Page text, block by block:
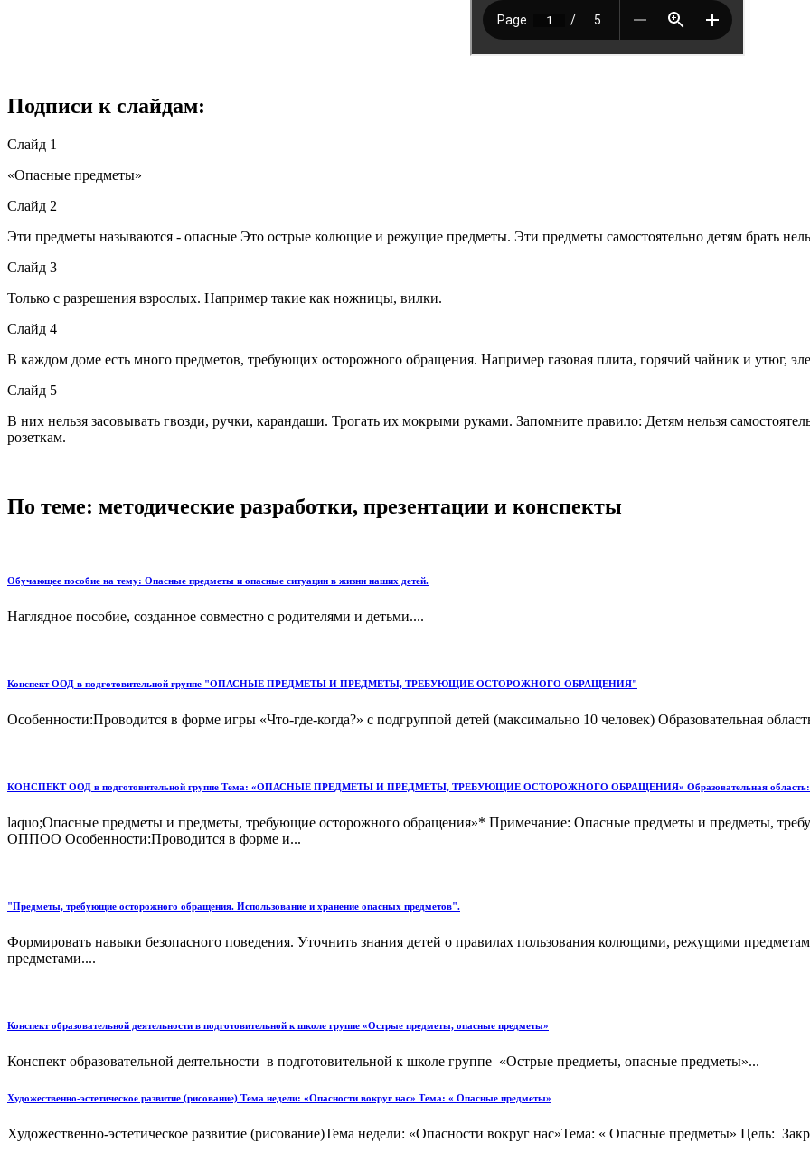
Подписи к слайдам:
Слайд 1
«Опасные предметы»
Слайд 2
Эти предметы называются - опасные Это острые колющие и режущие предметы. Эти предметы самостоятельно детям брать
Слайд 3
Только с разрешения взрослых. Например такие как ножницы, вилки.
Слайд 4
В каждом доме есть много предметов, требующих осторожного обращения. Например газовая плита, горячий чайник и утюг,
Слайд 5
В них нельзя засовывать гвозди, ручки, карандаши. Трогать их мокрыми руками. Запомните правило: Детям нельзя
розеткам.
По теме: методические разработки, презентации и конспекты
Обучающее пособие на тему: Опасные предметы и опасные ситуации в жизни наших детей.
Наглядное пособие, созданное совместно с родителями и детьми....
Конспект ООД в подготовительной группе "ОПАСНЫЕ ПРЕДМЕТЫ И ПРЕДМЕТЫ, ТРЕБУЮЩИЕ ОСТОРОЖНОГО ОБРАЩЕНИЯ"
Особенности:Проводится в форме игры «Что-где-когда?» с подгруппой детей (максимально 10 человек) Образовательная
КОНСПЕКТ ООД в подготовительной группе Тема: «ОПАСНЫЕ ПРЕДМЕТЫ И ПРЕДМЕТЫ, ТРЕБУЮЩИЕ ОСТОРОЖНОГО ОБРАЩЕНИЯ» Образовательная область:
laquo;Опасные предметы и предметы, требующие осторожного обращения»* Примечание: Опасные предметы и предметы,
ОППОО Особенности:Проводится в форме и...
"Предметы, требующие осторожного обращения. Использование и хранение опасных предметов".
Формировать навыки безопасного поведения. Уточнить знания детей о правилах пользования колющими, режущими
предметами....
Конспект образовательной деятельности в подготовительной к школе группе «Острые предметы, опасные предметы»
Конспект образовательной деятельности в подготовительной к школе группе «Острые предметы, опасные предметы»...
Художественно-эстетическое развитие (рисование) Тема недели: «Опасности вокруг нас» Тема: « Опасные предметы»
Художественно-эстетическое развитие (рисование)Тема недели: «Опасности вокруг нас»Тема: « Опасные предметы» Цель: